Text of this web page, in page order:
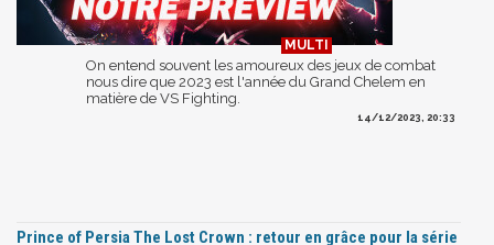
On entend souvent les amoureux des jeux de combat
nous dire que 2023 est l'année du Grand Chelem en
matière de VS Fighting.
14/12/2023, 20:33
Prince of Persia The Lost Crown : retour en grâce pour la série